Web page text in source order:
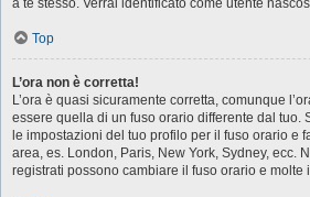
a te stesso. Verrai identificato come utente
Top
L’ora non è corretta!
L’ora è quasi sicuramente corretta, comunque
essere quella di un fuso orario differente dal tuo.
le impostazioni del tuo profilo per il fuso orario e
area, es. London, Paris, New York, Sydney, ecc.
registrati possono cambiare il fuso orario e molte